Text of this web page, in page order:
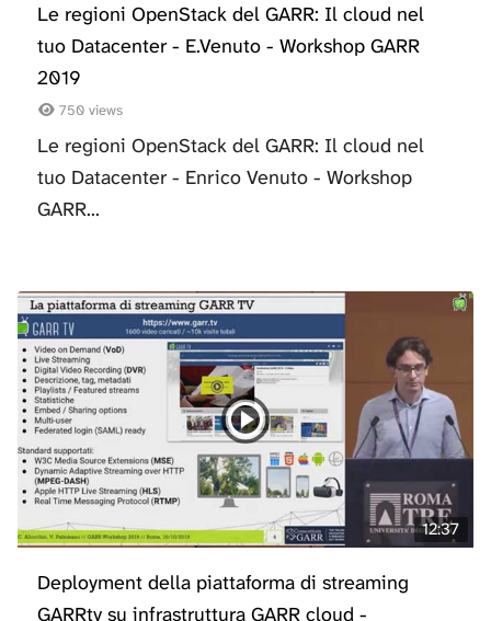
Le regioni OpenStack del GARR: Il cloud nel
tuo Datacenter - E.Venuto - Workshop GARR
2019
750 views
Le regioni OpenStack del GARR: Il cloud nel
tuo Datacenter - Enrico Venuto - Workshop
GARR...
12:37
Deployment della piattaforma di streaming
GARRtv su infrastruttura GARR cloud -